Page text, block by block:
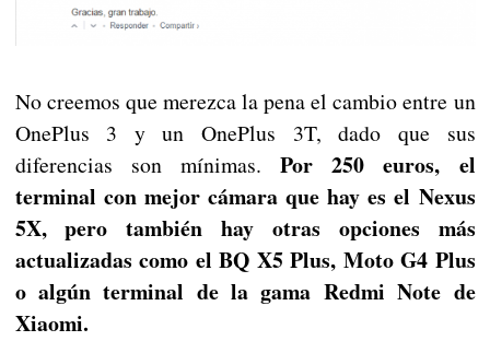
No creemos que merezca la pena el cambio entre un
OnePlus 3 y un OnePlus 3T, dado que sus
diferencias son mínimas. Por 250 euros, el
terminal con mejor cámara que hay es el Nexus
5X, pero también hay otras opciones más
actualizadas como el BQ X5 Plus, Moto G4 Plus
o algún terminal de la gama Redmi Note de
Xiaomi.